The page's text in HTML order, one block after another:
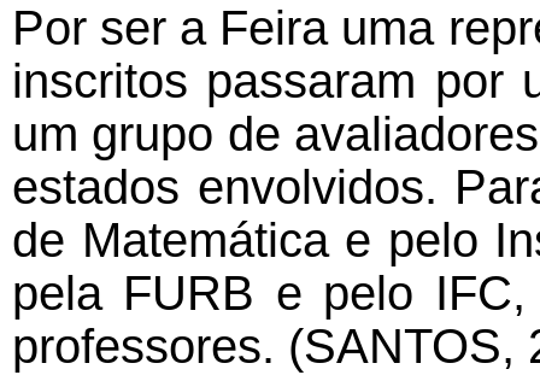
Por ser a Feira uma
inscritos passaram por
um grupo de
estados envolvidos.
de Matemática e pelo
pela FURB e pelo
professores. (SANTOS,